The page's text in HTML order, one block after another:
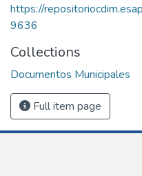
https://
9636
Collections
Documentos Municipales
Full item page